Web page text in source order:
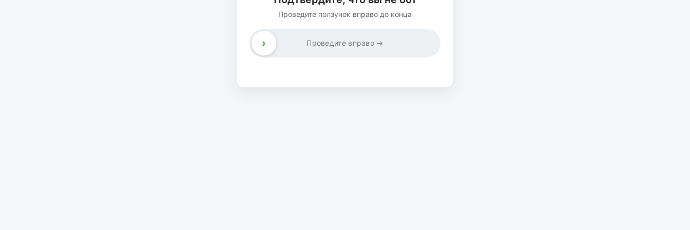
Проведите ползунок вправо до конца
Проведите вправо →
›